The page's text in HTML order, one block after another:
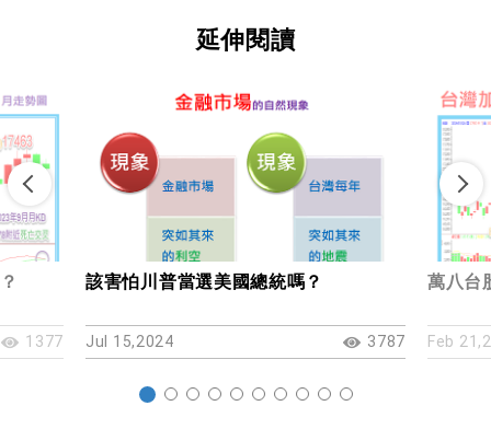
延伸閱讀
1377
該害怕川普當選美國總統嗎？
Jul 15,2024 3787
萬八台
Feb